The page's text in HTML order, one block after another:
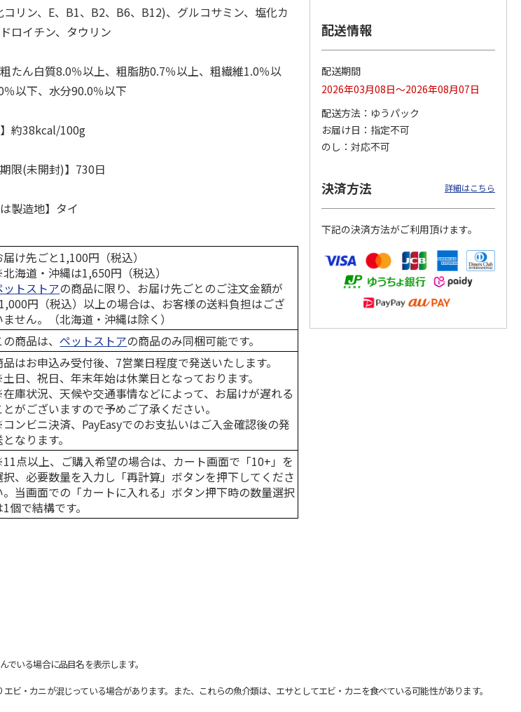
ュラルグ
円
税込)
ンド 4L
(送料別・税込)
ペット線香 虹のか
590円
(送料別・税込) (送料別・税込)
リン、E、B1、B2、B6、B12)、グルコサミン、塩化カ
ロイチン、タウリン
粗たん白質8.0％以上、粗脂肪0.7％以上、粗繊維1.0％以
以下、水分90.0％以下
】約38kcal/100g
限(未開封)】730日
製造地】タイ
届け先ごと1,100円（税込）
海道・沖縄は1,650円（税込）
ットストアの商品に限り、お届け先ごとのご注文金額が
円（税込）以上の場合は、お客様の送料負担はござ
ません。（北海道・沖縄は除く）
の商品は、ペットストアの商品のみ同梱可能です。
品はお申込み受付後、7営業日程度で発送いたします。
日、祝日、年末年始は休業日となっております。
庫状況、天候や交通事情などによって、お届けが遅れる
とがございますので予めご了承ください。
ンビニ決済、PayEasyでのお支払いはご入金確認後の発
なります。
点以上、ご購入希望の場合は、カート画面で「10+」を
択、必要数量を入力し「再計算」ボタンを押下してくださ
。当画面での「カートに入れる」ボタン押下時の数量選択
1個で結構です。
配送情報
配送期間
2026年03月08日～2026年08月07日
配送方法
ゆうパック
お届け日
指定不可
のし
対応不可
決済方法 詳細はこちら
下記の決済方法がご利用頂けます。
いる場合に品目名を表示します。
・カニが混じっている場合があります。また、これらの魚介類は、エサとしてエビ・カニを食べている可能性があります。